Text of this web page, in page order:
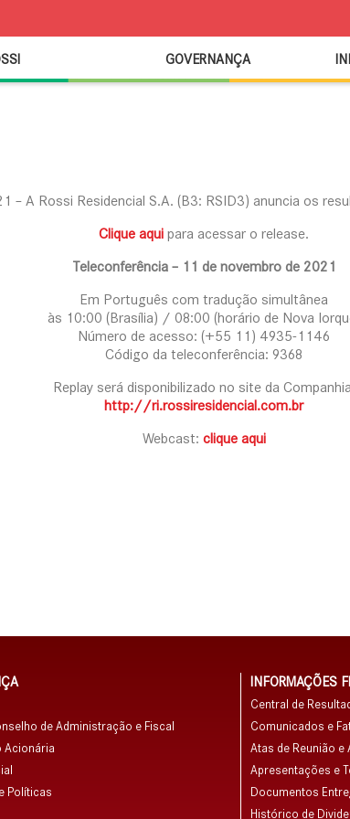
GOVERNANÇA
– A Rossi Residencial S.A. (B3: RSID3) anuncia os
Clique aqui para acessar o release.
Teleconferência – 11 de novembro de 2021
Em Português com tradução simultânea
às 10:00 (Brasília) / 08:00 (horário de Nova
Número de acesso: (+55 11) 4935-1146
Código da teleconferência: 9368
Replay será disponibilizado no site da
http://ri.rossiresidencial.com.br
Webcast: clique aqui
de Administração e Fiscal
Acionária
Políticas
INFORMAÇÕES
Central de
Comunicados e
Atas de Reunião e
Apresentações e
Documentos
Histórico de